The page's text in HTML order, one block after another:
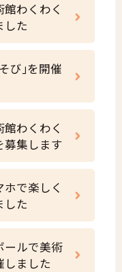
わくわく
した
び｣を開催
わくわく
募集します
で楽しく
した
ールで美術
ました